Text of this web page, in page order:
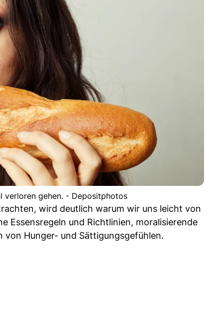
verloren gehen. - Depositphotos
wird deutlich warum wir uns leicht von
Essensregeln und Richtlinien, moralisierende
Hunger- und Sättigungsgefühlen.